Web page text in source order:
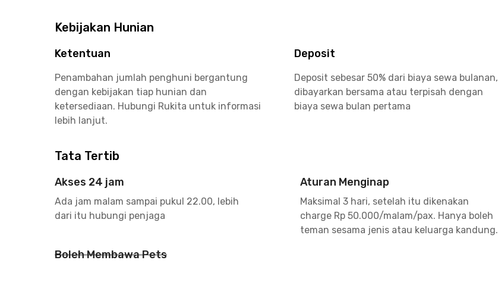
Kebijakan Hunian
Ketentuan
Penambahan jumlah penghuni bergantung
dengan kebijakan tiap hunian dan
ketersediaan. Hubungi Rukita untuk informasi
lebih lanjut.
Deposit
Deposit sebesar 50% dari biaya sewa bulanan,
dibayarkan bersama atau terpisah dengan
biaya sewa bulan pertama
Tata Tertib
Akses 24 jam
Ada jam malam sampai pukul 22.00, lebih
dari itu hubungi penjaga
Aturan Menginap
Maksimal 3 hari, setelah itu dikenakan
charge Rp 50.000/malam/pax. Hanya boleh
teman sesama jenis atau keluarga kandung.
Boleh Membawa Pets